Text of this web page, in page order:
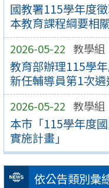
國教署115學年度
本教育課程綱要相
2026-05-22 教學組
教育部辦理115學
新任輔導員第1次
2026-05-22 教學組
本市「115學年度
實施計畫」
依公告類別彙